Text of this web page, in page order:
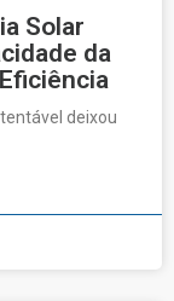
Solar
da
deixou